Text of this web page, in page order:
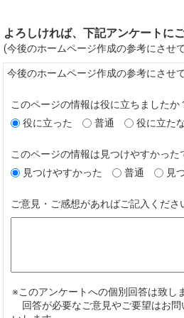
よろしければ、下記アンケートに
(今後のホームページ作成の参考にさせ
今後のホームページ作成の参考にさせ
このページの情報は役に立ちました
役に立った 普通 役に立た
このページの情報は見つけやすかっ
見つけやすかった 普通 見
ご意見・ご感想があればご記入くださ
※このアンケートへの個別回答は致し
回答が必要なご意見やご要望はお